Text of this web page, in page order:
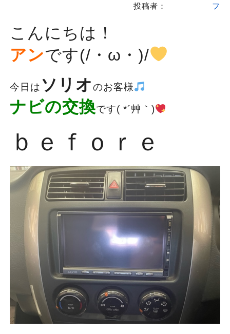
投稿者：
フ
こんにちは！
アンです(/・ω・)/
今日は ソリオのお客様
ナビの交換です( *´艸｀)
ｂｅｆｏｒｅ